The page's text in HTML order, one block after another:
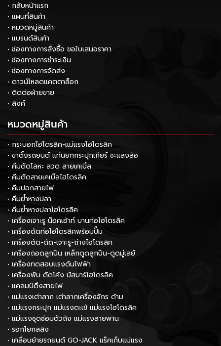
• กลับหน้าแรก
• แผนที่สินค้า
• หมวดหมู่สินค้า
• แบรนด์สินค้า
• ช่องทางการสั่งซื้อ ขอใบเสนอราคา
• ช่องทางการชำระเงิน
• ช่องทางการจัดส่ง
• ดาวน์โหลดแคตตาล็อก
• ติดต่อฝ่ายขาย
• ลิงค์
หมวดหมู่สินค้า
• กระบอกไฮโดรลิค-แม่แรงไฮโดรลิค
• ขาตั้งรถยนต์ แท่นยกกระปุกเกียร์ ชะแลงล้อ
• คีมตัดโลหะ ลวด สายเคเบิ้ล
• คีมตัดสายเคเบิ้ลไฮโดรลิค
• คีมปอกสายไฟ
• คีมย้ำหางปลา
• คีมย้ำหางปลาไฮโดรลิค
• เครื่องเจาะรู น็อคเอ้าท์ บานท่อไฮโดรลิค
• เครื่องดัดท่อไฮโดรลิคพร้อมปั๊ม
• เครื่องตัด-ดัด-เจาะรู-ถ่างไฮโดรลิค
• เครื่องถอดลูกปืน เหล็กดูดลูกปืน-ดูดมู่เลย์
• เครื่องทดสอบแรงดันไฟฟ้า
• เครื่องพับ ดัดโค้ง บัสบาร์ไฮโดรลิค
• แคลมป์ดึงสายไฟ
• แม่แรงเต่าลาก เต่าลากเครื่องจักร ด้าม
• แม่แรงกระปุก แม่แรงตะเข้ แม่แรงไฮโดรลิค
• แม่แรงชุดซ่อมตัวถัง แม่แรงสายพาน
• รอกโยกสลิง
• เคลื่อนย้ายรถยนต์ GO-JACK แร็คเก็บแม่แรง